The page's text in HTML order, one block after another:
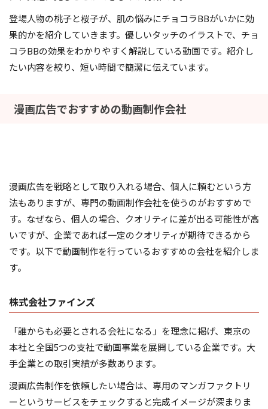
登場人物の桃子と桜子が、肌の悩みにチョコラBBがいかに効
果的かを紹介していきます。優しいタッチのイラストで、チョ
コラBBの効果をわかりやすく解説している動画です。紹介し
たい内容を絞り、短い時間で簡潔に伝えています。
漫画広告でおすすめの動画制作会社
漫画広告を戦略として取り入れる場合、個人に頼むという方
法もありますが、専門の動画制作会社を使うのがおすすめで
す。なぜなら、個人の場合、クオリティに差が出る可能性が高
いですが、企業であれば一定のクオリティが期待できるから
です。以下で動画制作を行っているおすすめの会社を紹介しま
す。
株式会社ファインズ
「誰からも必要とされる会社になる」を理念に掲げ、東京の
本社と全国5つの支社で動画事業を展開している企業です。大
手企業との取引実績が多数あります。
漫画広告制作を依頼したい場合は、専用のマンガファクトリ
ーというサービスをチェックすると完成イメージが深まりま